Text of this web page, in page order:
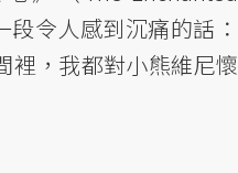
令人感到沉痛的話：
裡，我都對小熊維尼懷